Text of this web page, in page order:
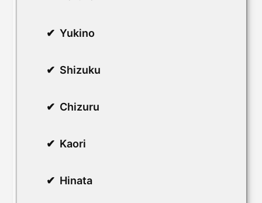
Yukino
Shizuku
Chizuru
Kaori
Hinata